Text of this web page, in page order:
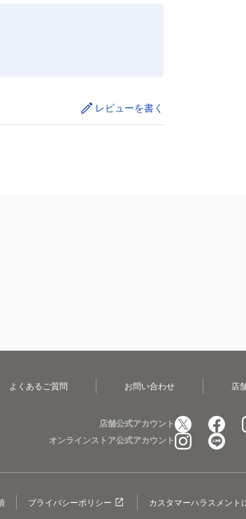
レビューを書く
よくあるご質問 お問い合わせ 店
店舗公式アカウント
オンラインストア公式アカウント
プライバシーポリシー カスタマーハラスメント